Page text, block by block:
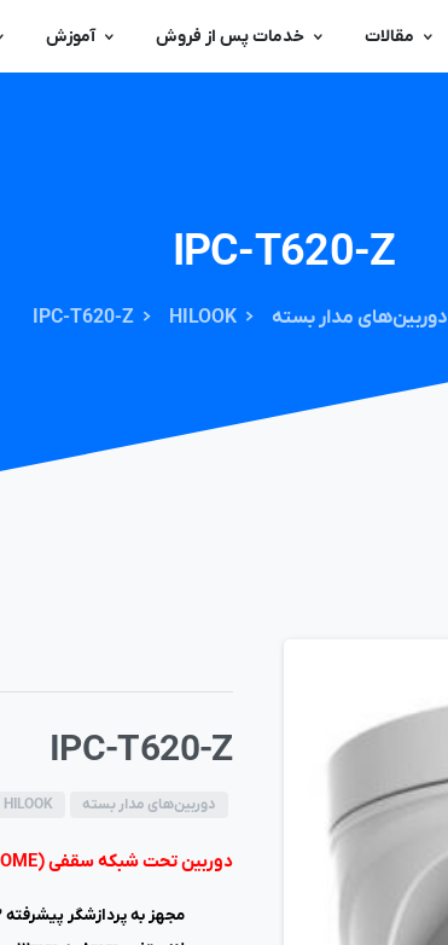
مقالات خدمات پس از فروش آموزش
IPC-T620-Z
دوربین‌های مدار بسته HILOOK
IPC-T620-Z
IPC-T620-Z
دوربین‌های مدار بسته HILOOK
دوربین تحت شبکه سقفی (DOME) دو مگاپیکسلی با لنز متغیر
مجهز به پردازشگر پیشرفته ۲ مگاپیکسلی CMOS